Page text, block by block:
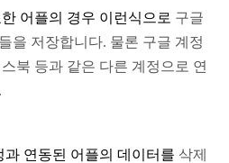
어플의 경우 이런식으로 구글
을 저장합니다. 물론 구글 계정
북 등과 같은 다른 계정으로 연
연동된 어플의 데이터를 삭제